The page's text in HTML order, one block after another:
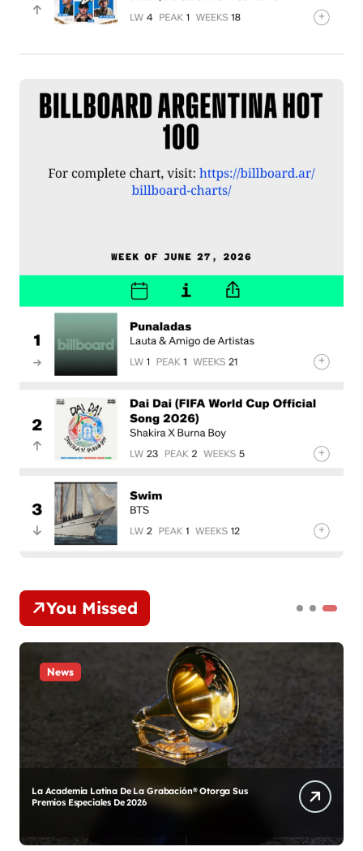
You Missed
News
Las 25 mejores canciones en el Hot 100 que hacen
referencia en su título a los Estados Unidos